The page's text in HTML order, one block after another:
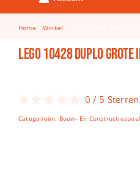
Keuken & Tafelen
Kinderfietsen
Knutselen
Spellen
Home Winkel
LEGO 10428 DUPLO
0 / 5 Sterren
Categorieën: Bouw- En